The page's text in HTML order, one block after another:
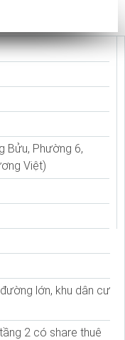
Bửu, Phường 6,
Việt)
lớn, khu dân cư
2 có share thuê